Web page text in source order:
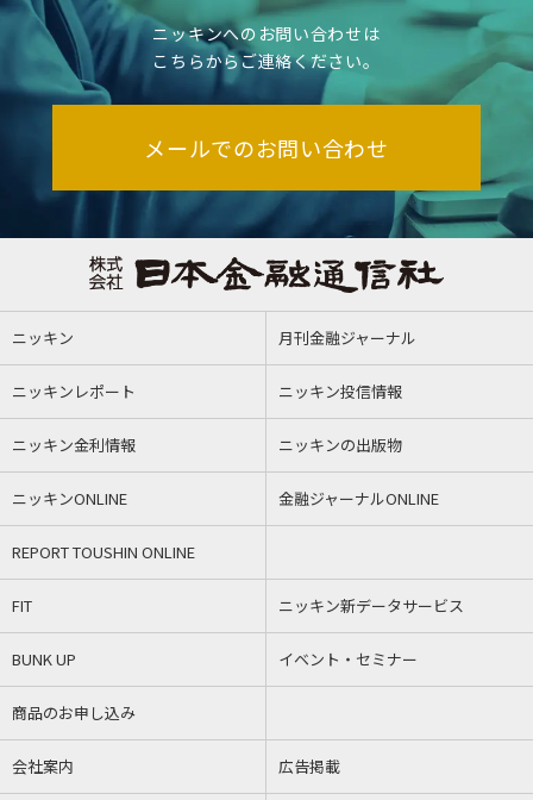
ニッキンへのお問い合わせは
こちらからご連絡ください。
メールでのお問い合わせ
ニッキン 月刊金融ジャーナル
ニッキンレポート ニッキン投信情報
ニッキン金利情報 ニッキンの出版物
ニッキンONLINE 金融ジャーナルONLINE
REPORT TOUSHIN ONLINE
FIT ニッキン新データサービス
BUNK UP イベント・セミナー
商品のお申し込み
会社案内 広告掲載